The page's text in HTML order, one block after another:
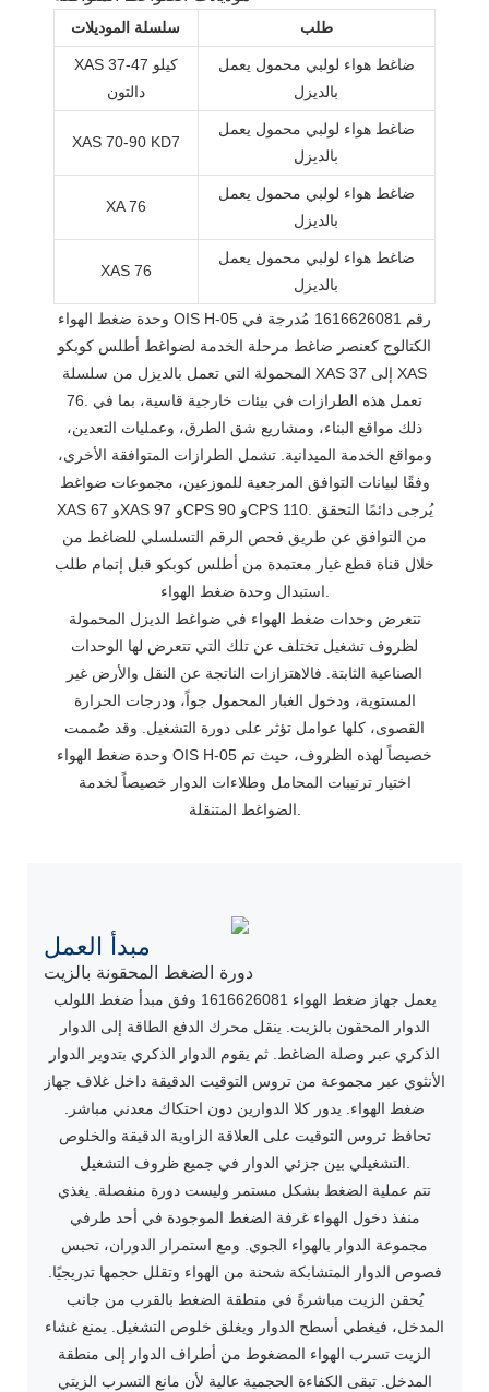
سلسلة الموديلات طلب
XAS 37-47 كيلو
دالتون
ضاغط هواء لولبي محمول يعمل
بالديزل
XAS 70-90 KD7
ضاغط هواء لولبي محمول يعمل
بالديزل
XA 76
ضاغط هواء لولبي محمول يعمل
بالديزل
XAS 76
ضاغط هواء لولبي محمول يعمل
بالديزل
وحدة ضغط الهواء OIS H-05 رقم 1616626081 مُدرجة في
الكتالوج كعنصر ضاغط مرحلة الخدمة لضواغط أطلس كوبكو
المحمولة التي تعمل بالديزل من سلسلة XAS 37 إلى XAS
76. تعمل هذه الطرازات في بيئات خارجية قاسية، بما في
ذلك مواقع البناء، ومشاريع شق الطرق، وعمليات التعدين،
ومواقع الخدمة الميدانية. تشمل الطرازات المتوافقة الأخرى،
وفقًا لبيانات التوافق المرجعية للموزعين، مجموعات ضواغط
XAS 67 وXAS 97 وCPS 90 وCPS 110. يُرجى دائمًا التحقق
من التوافق عن طريق فحص الرقم التسلسلي للضاغط من
خلال قناة قطع غيار معتمدة من أطلس كوبكو قبل إتمام طلب
استبدال وحدة ضغط الهواء.
تتعرض وحدات ضغط الهواء في ضواغط الديزل المحمولة
لظروف تشغيل تختلف عن تلك التي تتعرض لها الوحدات
الصناعية الثابتة. فالاهتزازات الناتجة عن النقل والأرض غير
المستوية، ودخول الغبار المحمول جواً، ودرجات الحرارة
القصوى، كلها عوامل تؤثر على دورة التشغيل. وقد صُممت
وحدة ضغط الهواء OIS H-05 خصيصاً لهذه الظروف، حيث تم
اختيار ترتيبات المحامل وطلاءات الدوار خصيصاً لخدمة
الضواغط المتنقلة.
مبدأ العمل
دورة الضغط المحقونة بالزيت
يعمل جهاز ضغط الهواء 1616626081 وفق مبدأ ضغط اللولب
الدوار المحقون بالزيت. ينقل محرك الدفع الطاقة إلى الدوار
الذكري عبر وصلة الضاغط. ثم يقوم الدوار الذكري بتدوير الدوار
الأنثوي عبر مجموعة من تروس التوقيت الدقيقة داخل غلاف جهاز
ضغط الهواء. يدور كلا الدوارين دون احتكاك معدني مباشر.
تحافظ تروس التوقيت على العلاقة الزاوية الدقيقة والخلوص
التشغيلي بين جزئي الدوار في جميع ظروف التشغيل.
تتم عملية الضغط بشكل مستمر وليست دورة منفصلة. يغذي
منفذ دخول الهواء غرفة الضغط الموجودة في أحد طرفي
مجموعة الدوار بالهواء الجوي. ومع استمرار الدوران، تحبس
فصوص الدوار المتشابكة شحنة من الهواء وتقلل حجمها تدريجيًا.
يُحقن الزيت مباشرةً في منطقة الضغط بالقرب من جانب
المدخل، فيغطي أسطح الدوار ويغلق خلوص التشغيل. يمنع غشاء
الزيت تسرب الهواء المضغوط من أطراف الدوار إلى منطقة
المدخل. تبقى الكفاءة الحجمية عالية لأن مانع التسرب الزيتي